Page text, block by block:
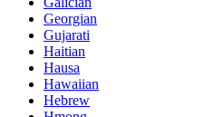
Georgian
Gujarati
Haitian
Hausa
Hawaiian
Hebrew